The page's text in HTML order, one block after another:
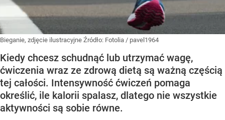
Bieganie, zdjęcie ilustracyjne Źródło: Fotolia / pavel1964
Kiedy chcesz schudnąć lub utrzymać wagę,
ćwiczenia wraz ze zdrową dietą są ważną częścią
tej całości. Intensywność ćwiczeń pomaga
określić, ile kalorii spalasz, dlatego nie wszystkie
aktywności są sobie równe.